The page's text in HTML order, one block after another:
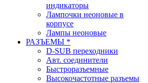
индикаторы
Лампочки неоновые в
корпусе
Лампы неоновые
РАЗЪЕМЫ *
D-SUB переходники
Авт. соединители
Быстроразъемные
Высокочастотные разъемы